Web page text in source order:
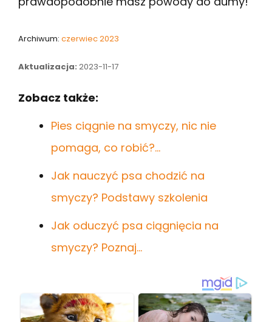
Archiwum: czerwiec 2023
Aktualizacja: 2023-11-17
Zobacz także:
Pies ciągnie na smyczy, nic nie
pomaga, co robić?…
Jak nauczyć psa chodzić na
smyczy? Podstawy szkolenia
Jak oduczyć psa ciągnięcia na
smyczy? Poznaj…